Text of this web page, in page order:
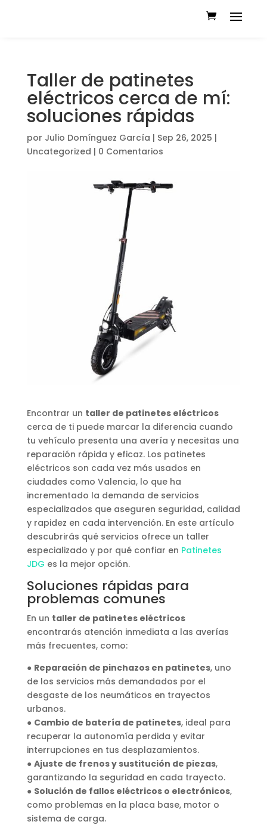
Taller de patinetes
eléctricos cerca de mí:
soluciones rápidas
por Julio Domínguez García | Sep 26, 2025 |
Uncategorized | 0 Comentarios
Encontrar un taller de patinetes eléctricos
cerca de ti puede marcar la diferencia cuando
tu vehículo presenta una avería y necesitas una
reparación rápida y eficaz. Los patinetes
eléctricos son cada vez más usados en
ciudades como Valencia, lo que ha
incrementado la demanda de servicios
especializados que aseguren seguridad, calidad
y rapidez en cada intervención. En este artículo
descubrirás qué servicios ofrece un taller
especializado y por qué confiar en Patinetes
JDG es la mejor opción.
Soluciones rápidas para
problemas comunes
En un taller de patinetes eléctricos
encontrarás atención inmediata a las averías
más frecuentes, como:
● Reparación de pinchazos en patinetes, uno
de los servicios más demandados por el
desgaste de los neumáticos en trayectos
urbanos.
● Cambio de batería de patinetes, ideal para
recuperar la autonomía perdida y evitar
interrupciones en tus desplazamientos.
● Ajuste de frenos y sustitución de piezas,
garantizando la seguridad en cada trayecto.
● Solución de fallos eléctricos o electrónicos,
como problemas en la placa base, motor o
sistema de carga.